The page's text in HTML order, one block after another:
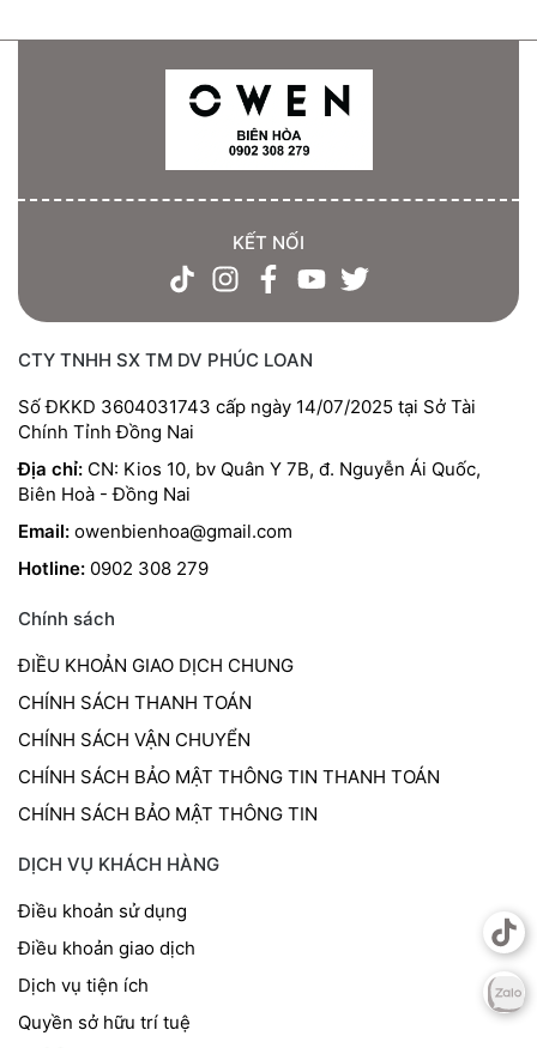
KẾT NỐI
CTY TNHH SX TM DV PHÚC LOAN
Số ĐKKD 3604031743 cấp ngày 14/07/2025 tại Sở Tài
Chính Tỉnh Đồng Nai
Địa chỉ: CN: Kios 10, bv Quân Y 7B, đ. Nguyễn Ái Quốc,
Biên Hoà - Đồng Nai
Email: owenbienhoa@gmail.com
Hotline: 0902 308 279
Chính sách
ĐIỀU KHOẢN GIAO DỊCH CHUNG
CHÍNH SÁCH THANH TOÁN
CHÍNH SÁCH VẬN CHUYỂN
CHÍNH SÁCH BẢO MẬT THÔNG TIN THANH TOÁN
CHÍNH SÁCH BẢO MẬT THÔNG TIN
DỊCH VỤ KHÁCH HÀNG
Điều khoản sử dụng
Điều khoản giao dịch
Dịch vụ tiện ích
Quyền sở hữu trí tuệ